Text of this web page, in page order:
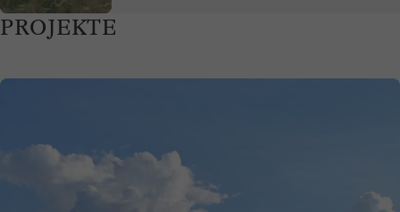
PROJEKTE